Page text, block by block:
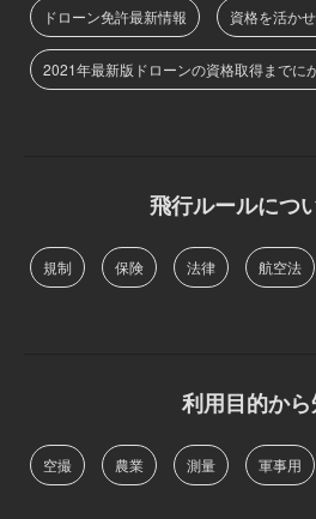
ドローン免許最新情報 資格を活か
2021年最新版ドローンの資格取得までに
飛行ルールにつ
規制 保険 法律 航空法
利用目的か
空撮 農業 測量 軍事用